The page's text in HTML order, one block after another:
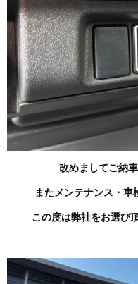
改めましてご納
またメンテナンス・
この度は弊社をお選び